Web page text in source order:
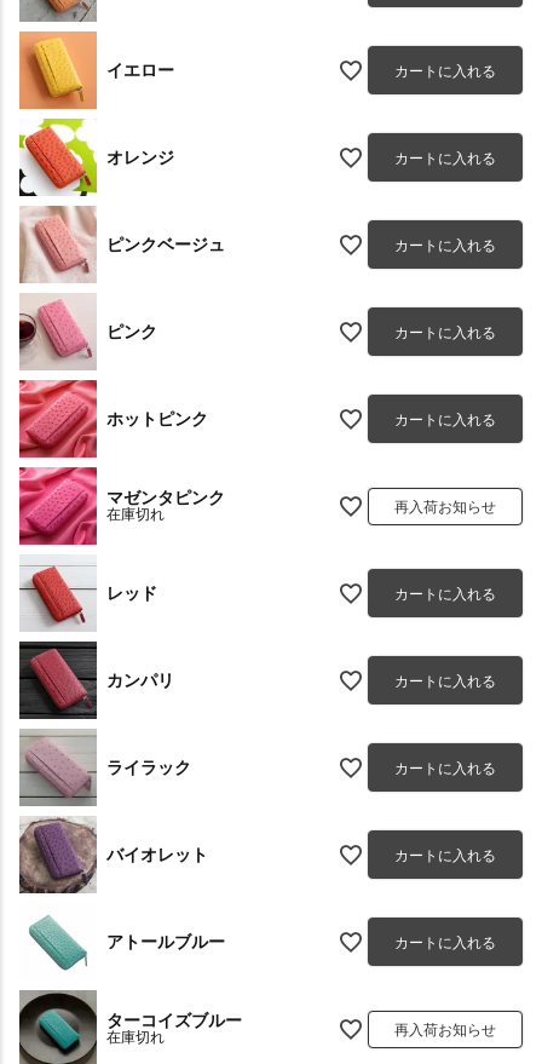
イエロー カートに入れる
オレンジ カートに入れる
ピンクベージュ カートに入れる
ピンク カートに入れる
ホットピンク カートに入れる
マゼンタピンク
在庫切れ 再入荷お知らせ
レッド カートに入れる
カンパリ カートに入れる
ライラック カートに入れる
バイオレット カートに入れる
アトールブルー カートに入れる
ターコイズブルー
在庫切れ 再入荷お知らせ